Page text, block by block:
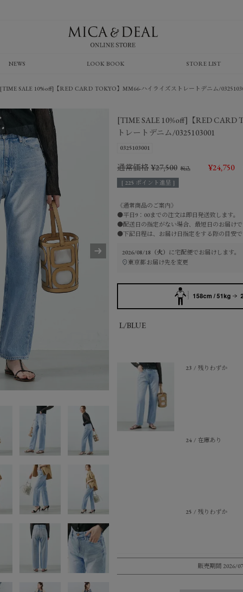
NEWS LOOK BOOK STORE LIST
[TIME SALE 10%off]【RED CARD TOKYO】MM66-ハイライズストレートデニム/
[TIME SALE 10%off]【RED CARD
トレートデニム/0325103001
0325103001
通常価格¥27,500 ¥24,750
[ 225 ポイント進呈 ]
《通常商品のご案内》
●平日9：00までの注文は即日発送致します。
●配送日の指定がない場合、最短日のお届けで
●下記日程は、お届け日指定をする際の目安で
2026/08/18（火） に宅配便でお届けします。
東京都お届け先を変更
158cm / 51kg
L/BLUE
23 残りわずか
24 在庫あり
25 残りわずか
販売期間 2026/